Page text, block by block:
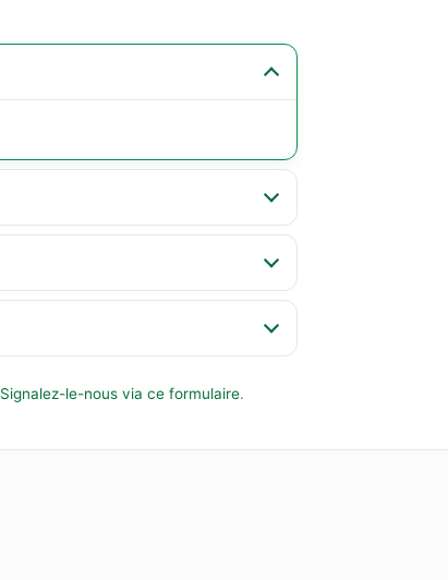
Signalez-le-nous via ce formulaire.